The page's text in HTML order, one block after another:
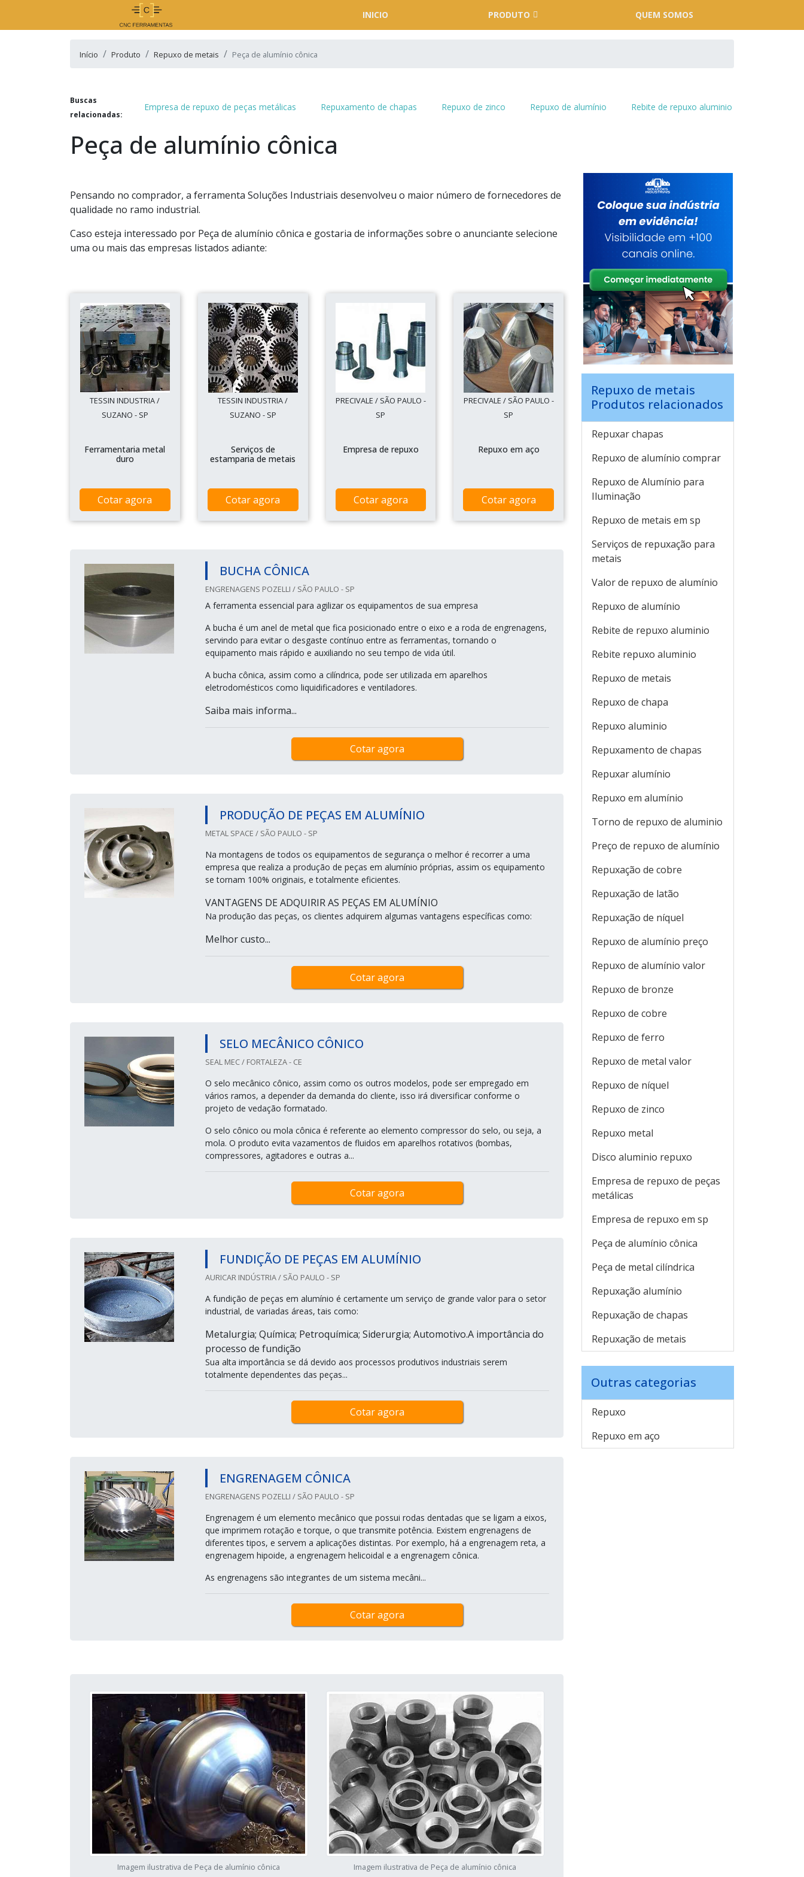
INICIO PRODUTO QUEM SOMOS
Início Produto Repuxo de metais Peça de alumínio cônica
Buscas
relacionadas:
Empresa de repuxo de peças metálicas Repuxamento de chapas Repuxo de zinco Repuxo de alumínio Rebite de repuxo aluminio
Peça de alumínio cônica
Pensando no comprador, a ferramenta Soluções Industriais desenvolveu o maior número de fornecedores de
qualidade no ramo industrial.
Caso esteja interessado por Peça de alumínio cônica e gostaria de informações sobre o anunciante selecione
uma ou mais das empresas listados adiante:
TESSIN INDUSTRIA /
SUZANO - SP
Ferramentaria metal
duro
Cotar agora
TESSIN INDUSTRIA /
SUZANO - SP
Serviços de
estamparia de metais
Cotar agora
PRECIVALE / SÃO PAULO -
SP
Empresa de repuxo
Cotar agora
PRECIVALE / SÃO PAULO -
SP
Repuxo em aço
Cotar agora
BUCHA CÔNICA
ENGRENAGENS POZELLI / SÃO PAULO - SP
A ferramenta essencial para agilizar os equipamentos de sua empresa
A bucha é um anel de metal que fica posicionado entre o eixo e a roda de engrenagens,
servindo para evitar o desgaste contínuo entre as ferramentas, tornando o
equipamento mais rápido e auxiliando no seu tempo de vida útil.
A bucha cônica, assim como a cilíndrica, pode ser utilizada em aparelhos
eletrodomésticos como liquidificadores e ventiladores.
Saiba mais informa...
Cotar agora
PRODUÇÃO DE PEÇAS EM ALUMÍNIO
METAL SPACE / SÃO PAULO - SP
Na montagens de todos os equipamentos de segurança o melhor é recorrer a uma
empresa que realiza a produção de peças em alumínio próprias, assim os equipamento
se tornam 100% originais, e totalmente eficientes.
VANTAGENS DE ADQUIRIR AS PEÇAS EM ALUMÍNIO
Na produção das peças, os clientes adquirem algumas vantagens específicas como:
Melhor custo...
Cotar agora
SELO MECÂNICO CÔNICO
SEAL MEC / FORTALEZA - CE
O selo mecânico cônico, assim como os outros modelos, pode ser empregado em
vários ramos, a depender da demanda do cliente, isso irá diversificar conforme o
projeto de vedação formatado.
O selo cônico ou mola cônica é referente ao elemento compressor do selo, ou seja, a
mola. O produto evita vazamentos de fluidos em aparelhos rotativos (bombas,
compressores, agitadores e outras a...
Cotar agora
FUNDIÇÃO DE PEÇAS EM ALUMÍNIO
AURICAR INDÚSTRIA / SÃO PAULO - SP
A fundição de peças em alumínio é certamente um serviço de grande valor para o setor
industrial, de variadas áreas, tais como:
Metalurgia; Química; Petroquímica; Siderurgia; Automotivo.A importância do
processo de fundição
Sua alta importância se dá devido aos processos produtivos industriais serem
totalmente dependentes das peças...
Cotar agora
ENGRENAGEM CÔNICA
ENGRENAGENS POZELLI / SÃO PAULO - SP
Engrenagem é um elemento mecânico que possui rodas dentadas que se ligam a eixos,
que imprimem rotação e torque, o que transmite potência. Existem engrenagens de
diferentes tipos, e servem a aplicações distintas. Por exemplo, há a engrenagem reta, a
engrenagem hipoide, a engrenagem helicoidal e a engrenagem cônica.
As engrenagens são integrantes de um sistema mecâni...
Cotar agora
Imagem ilustrativa de Peça de alumínio cônica Imagem ilustrativa de Peça de alumínio cônica
Repuxo de metais
Produtos relacionados
Repuxar chapas
Repuxo de alumínio comprar
Repuxo de Alumínio para
Iluminação
Repuxo de metais em sp
Serviços de repuxação para
metais
Valor de repuxo de alumínio
Repuxo de alumínio
Rebite de repuxo aluminio
Rebite repuxo aluminio
Repuxo de metais
Repuxo de chapa
Repuxo aluminio
Repuxamento de chapas
Repuxar alumínio
Repuxo em alumínio
Torno de repuxo de aluminio
Preço de repuxo de alumínio
Repuxação de cobre
Repuxação de latão
Repuxação de níquel
Repuxo de alumínio preço
Repuxo de alumínio valor
Repuxo de bronze
Repuxo de cobre
Repuxo de ferro
Repuxo de metal valor
Repuxo de níquel
Repuxo de zinco
Repuxo metal
Disco aluminio repuxo
Empresa de repuxo de peças
metálicas
Empresa de repuxo em sp
Peça de alumínio cônica
Peça de metal cilíndrica
Repuxação alumínio
Repuxação de chapas
Repuxação de metais
Outras categorias
Repuxo
Repuxo em aço